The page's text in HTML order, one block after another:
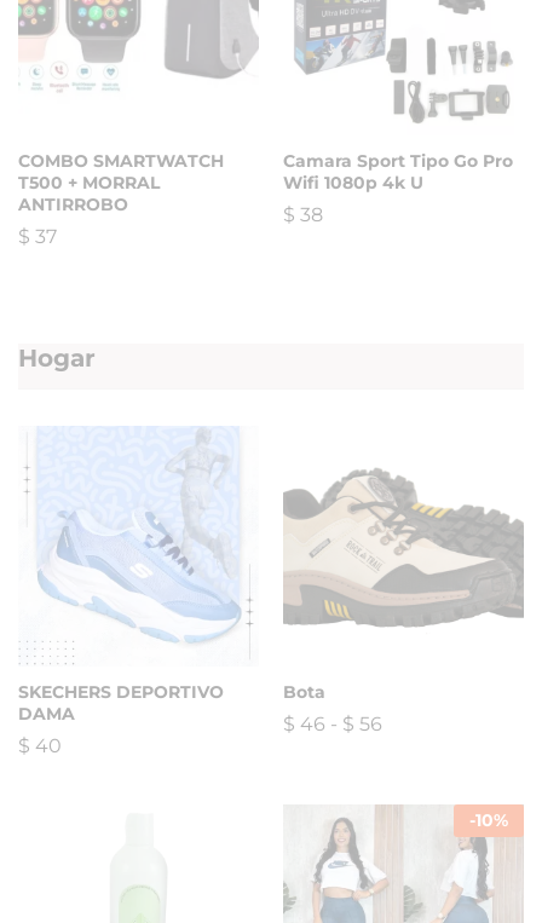
COMBO SMARTWATCH
T500 + MORRAL
ANTIRROBO
$ 37
Camara Sport Tipo Go Pro
Wifi 1080p 4k U
$ 38
Hogar
SKECHERS DEPORTIVO
DAMA
$ 40
Bota
$ 46 - $ 56
-10%